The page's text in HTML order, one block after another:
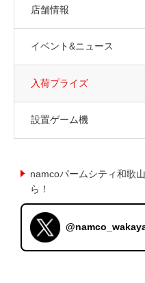
店舗情報
イベント&ニュース
入荷プライズ
設置ゲーム機
namcoパームシティ和歌
ら！